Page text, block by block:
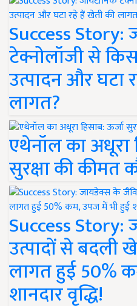
Success Story:
टेक्नोलॉजी से
उत्पादन और घटा
लागत?
एथेनॉल का अधूरा
सुरक्षा की कीमत
Success
उत्पादों से बदली
लागत हुई 50%
शानदार वृद्धि!